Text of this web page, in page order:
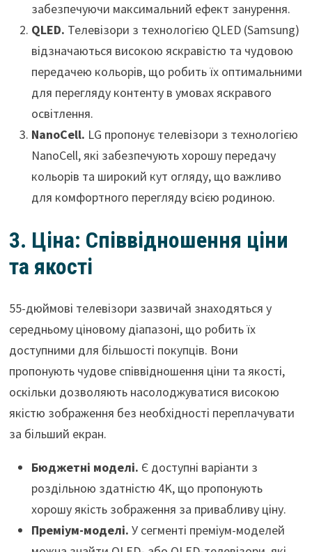
забезпечуючи максимальний ефект занурення.
QLED. Телевізори з технологією QLED (Samsung)
відзначаються високою яскравістю та чудовою
передачею кольорів, що робить їх оптимальними
для перегляду контенту в умовах яскравого
освітлення.
NanoCell. LG пропонує телевізори з технологією
NanoCell, які забезпечують хорошу передачу
кольорів та широкий кут огляду, що важливо
для комфортного перегляду всією родиною.
3. Ціна: Співвідношення ціни
та якості
55-дюймові телевізори зазвичай знаходяться у
середньому ціновому діапазоні, що робить їх
доступними для більшості покупців. Вони
пропонують чудове співвідношення ціни та якості,
оскільки дозволяють насолоджуватися високою
якістю зображення без необхідності переплачувати
за більший екран.
Бюджетні моделі. Є доступні варіанти з
роздільною здатністю 4K, що пропонують
хорошу якість зображення за привабливу ціну.
Преміум-моделі. У сегменті преміум-моделей